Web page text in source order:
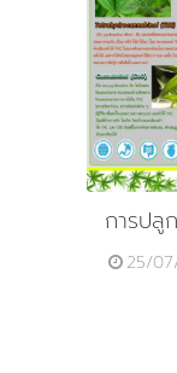
การปลู
25/